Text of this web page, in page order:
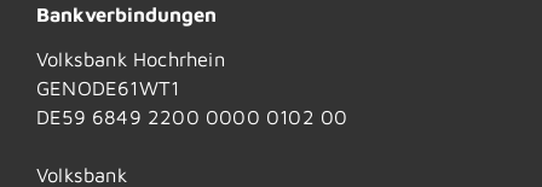
Bankverbindungen
Volksbank Hochrhein
GENODE61WT1
DE59 6849 2200 0000 0102 00
Volksbank